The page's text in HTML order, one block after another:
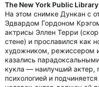
The New York Public Library
На этом снимке Дункан с
Эдвардом Гордоном
актрисы Эллен Терри
стене) и прославился как
художником, режиссером
казались
кукла — наилучший актер,
психологией и